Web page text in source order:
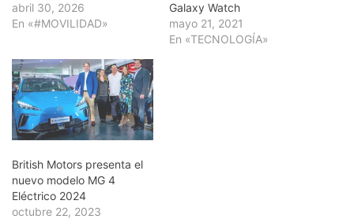
abril 30, 2026
En «#MOVILIDAD»
Galaxy Watch
mayo 21, 2021
En «TECNOLOGÍA»
British Motors presenta el
nuevo modelo MG 4
Eléctrico 2024
octubre 22, 2023